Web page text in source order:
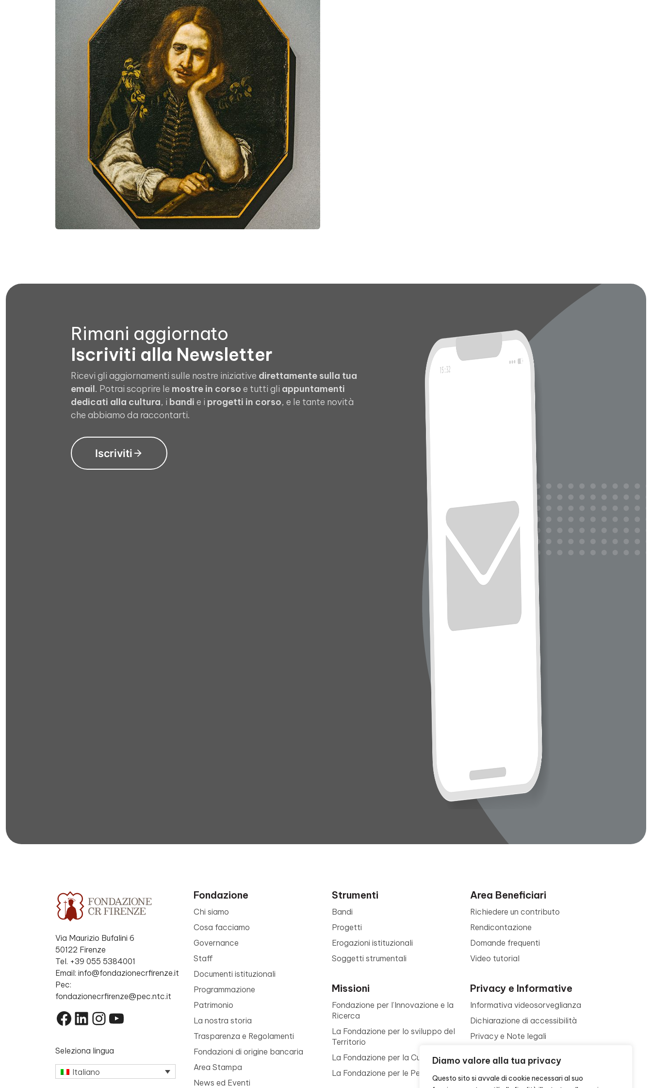
Diamo valore alla tua privacy
Questo sito si avvale di cookie necessari al suo
Rimani aggiornato
Iscriviti alla Newsletter
Ricevi gli aggiornamenti sulle nostre iniziative direttamente sulla tua
email. Potrai scoprire le mostre in corso e tutti gli appuntamenti
dedicati alla cultura, i bandi e i progetti in corso, e le tante novità
che abbiamo da raccontarti.
Iscriviti
Via Maurizio Bufalini 6
50122 Firenze
Tel. +39 055 5384001
Email: info@fondazionecrfirenze.it
Pec:
fondazionecrfirenze@pec.ntc.it
Facebook
LinkedIn
Instagram
YouTube
Seleziona lingua
Italiano
Fondazione
Chi siamo
Cosa facciamo
Governance
Staff
Documenti istituzionali
Programmazione
Patrimonio
La nostra storia
Trasparenza e Regolamenti
Fondazioni di origine bancaria
Area Stampa
News ed Eventi
Strumenti
Bandi
Progetti
Erogazioni istituzionali
Soggetti strumentali
Missioni
Fondazione per l’Innovazione e la
Ricerca
La Fondazione per lo sviluppo del
Territorio
La Fondazione per la Cultura
La Fondazione per le Persone
Area Beneficiari
Richiedere un contributo
Rendicontazione
Domande frequenti
Video tutorial
Privacy e Informative
Informativa videosorveglianza
Dichiarazione di accessibilità
Privacy e Note legali
Contattaci